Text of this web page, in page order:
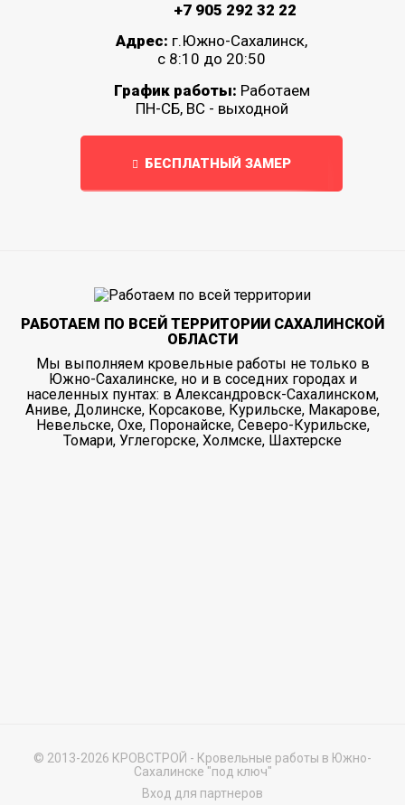
+7 905 292 32 22
Адрес: г.Южно-Сахалинск,
с 8:10 до 20:50
График работы: Работаем
ПН-СБ, ВС - выходной
БЕСПЛАТНЫЙ ЗАМЕР
РАБОТАЕМ ПО ВСЕЙ ТЕРРИТОРИИ САХАЛИНСКОЙ
ОБЛАСТИ
Мы выполняем кровельные работы не только в
Южно-Сахалинске, но и в соседних городах и
населенных пунтах: в Александровск-Сахалинском,
Аниве, Долинске, Корсакове, Курильске, Макарове,
Невельске, Охе, Поронайске, Северо-Курильске,
Томари, Углегорске, Холмске, Шахтерске
© 2013-2026 КРОВСТРОЙ - Кровельные работы в Южно-
Сахалинске "под ключ"
Вход для партнеров